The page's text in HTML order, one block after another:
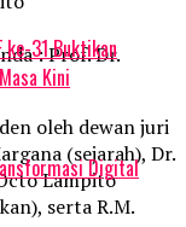
: Prof. Dr.
oleh dewan juri
(sejarah), Dr.
Lampito
serta R.M.
ke-31 Buktikan
Kini
Digital